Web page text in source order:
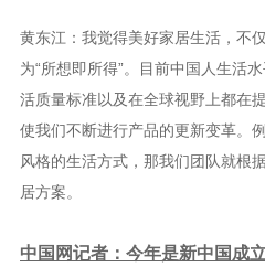
黄东江：我觉得美好家居生活，不
为“所想即所得”。目前中国人生活
活质量标准以及在全球视野上都在
使我们不断进行产品的更新变革。
风格的生活方式，那我们团队就根
居方案。
中国网记者：今年是新中国成